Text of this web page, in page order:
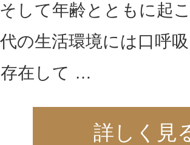
して年齢とともに起
の生活環境には口呼
在して …
詳しく見